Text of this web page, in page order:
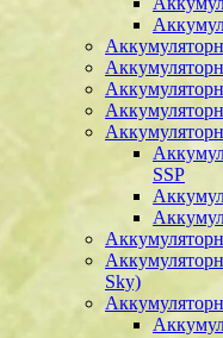
SSP
Sky)